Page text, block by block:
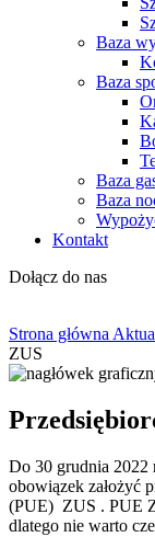
Baza
Baza
Baza
Baza
Kontakt
Dołącz do nas
Strona główna
ZUS
Do 30 grudnia 2022
obowiązek założyć
(PUE) ZUS . PUE
dlatego nie warto